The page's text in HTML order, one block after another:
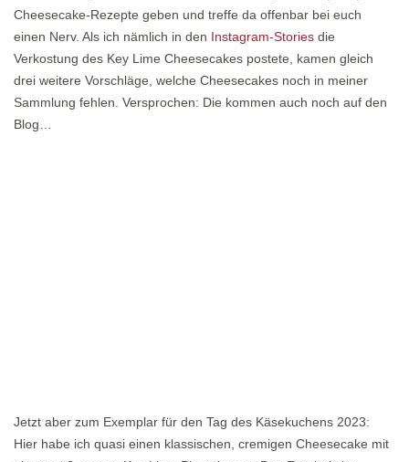
Cheesecake-Rezepte geben und treffe da offenbar bei euch
einen Nerv. Als ich nämlich in den Instagram-Stories die
Verkostung des Key Lime Cheesecakes postete, kamen gleich
drei weitere Vorschläge, welche Cheesecakes noch in meiner
Sammlung fehlen. Versprochen: Die kommen auch noch auf den
Blog…
Jetzt aber zum Exemplar für den Tag des Käsekuchens 2023:
Hier habe ich quasi einen klassischen, cremigen Cheesecake mit